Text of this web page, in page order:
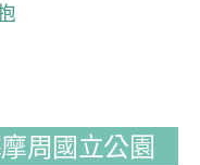
周國立公園